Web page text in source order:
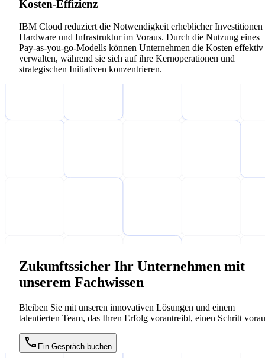
Kosten-Effizienz
IBM Cloud reduziert die Notwendigkeit erheblicher Investitionen
Hardware und Infrastruktur im Voraus. Durch die Nutzung eines
Pay-as-you-go-Modells können Unternehmen die Kosten effektiv
verwalten, während sie sich auf ihre Kernoperationen und
strategischen Initiativen konzentrieren.
Zukunftssicher Ihr Unternehmen mit
unserem Fachwissen
Bleiben Sie mit unseren innovativen Lösungen und einem
talentierten Team, das Ihren Erfolg vorantreibt, einen Schritt
Ein Gespräch buchen